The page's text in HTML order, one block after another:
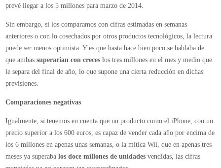
prevé llegar a los 5 millones para marzo de 2014.
Sin embargo, si los comparamos con cifras estimadas en semanas
anteriores o con lo cosechados por otros productos tecnológicos, la lectura
puede ser menos optimista. Y es que hasta hace bien poco se hablaba de
que ambassuperarían con creces los tres millones en el mes y medio que
le separa del final de año, lo que supone una cierta reducción en dichas
previsiones.
Comparaciones negativas
Igualmente, si tenemos en cuenta que un producto como el iPhone, con un
precio superior a los 600 euros, es capaz de vender cada año por encima de
los 6 millones en apenas unas semanas, o la mítica Wii, que en apenas tres
meses ya superabalos doce millones de unidades vendidas, las cifras